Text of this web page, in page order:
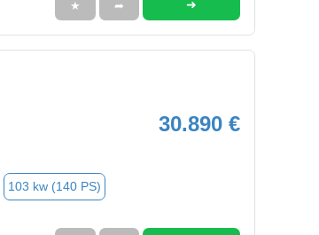
★ ➦ ➜
30.890 €
103 kw (140 PS)